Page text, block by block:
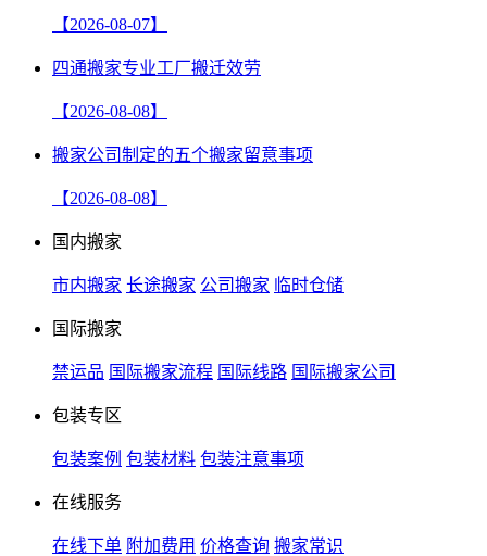
【2026-08-07】
四通搬家专业工厂搬迁效劳
【2026-08-08】
搬家公司制定的五个搬家留意事项
【2026-08-08】
国内搬家
市内搬家 长途搬家 公司搬家 临时仓储
国际搬家
禁运品 国际搬家流程 国际线路 国际搬家公司
包装专区
包装案例 包装材料 包装注意事项
在线服务
在线下单 附加费用 价格查询 搬家常识